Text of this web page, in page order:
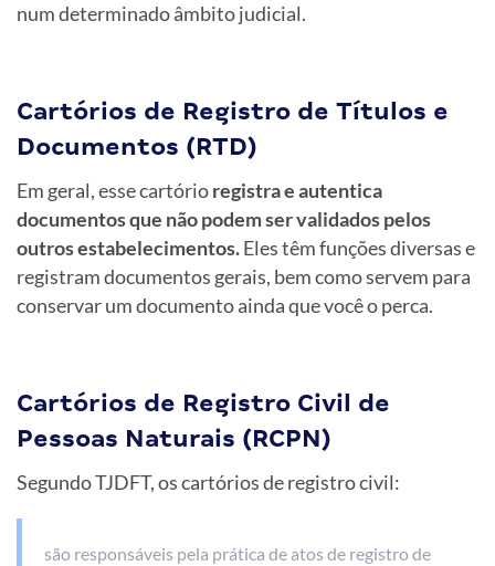
num determinado âmbito judicial.
Cartórios de Registro de Títulos e
Documentos (RTD)
Em geral, esse cartórioregistra e autentica
documentos que não podem ser validados pelos
outros estabelecimentos.Eles têm funções diversas e
registram documentos gerais, bem como servem para
conservar um documento ainda que você o perca.
Cartórios de Registro Civil de
Pessoas Naturais (RCPN)
Segundo TJDFT, os cartórios de registro civil:
são responsáveis pela prática de atos de registro de